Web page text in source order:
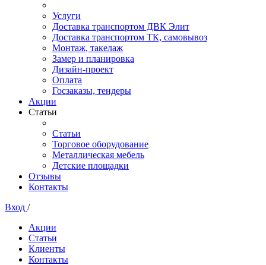
Услуги
Доставка транспортом ДВК Элит
Доставка транспортом ТК, самовывоз
Монтаж, такелаж
Замер и планировка
Дизайн-проект
Оплата
Госзаказы, тендеры
Акции
Статьи
Статьи
Торговое оборудование
Металлическая мебель
Детские площадки
Отзывы
Контакты
Вход /
Акции
Статьи
Клиенты
Контакты